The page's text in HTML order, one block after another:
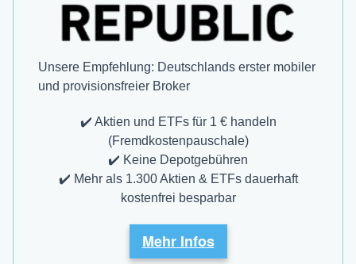
Unsere Empfehlung: Deutschlands erster mobiler
und provisions­freier Broker
✔️ Aktien und ETFs für 1 € handeln
(Fremdkostenpauschale)
✔️ Keine Depotgebühren
✔️ Mehr als 1.300 Aktien & ETFs dauerhaft
kostenfrei besparbar
Mehr Infos